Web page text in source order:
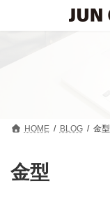
テ
ゲ
HOME BLOG 金型
金型